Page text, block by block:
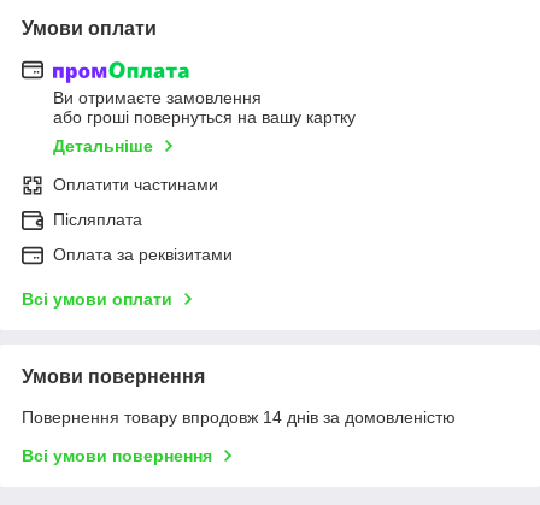
Умови оплати
Ви отримаєте замовлення
або гроші повернуться на вашу картку
Детальніше
Оплатити частинами
Післяплата
Оплата за реквізитами
Всі умови оплати
Умови повернення
Повернення товару впродовж 14 днів за домовленістю
Всі умови повернення